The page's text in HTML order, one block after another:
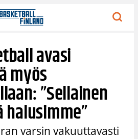
avasi
myös
”Sellainen
varsin vakuuttavasti